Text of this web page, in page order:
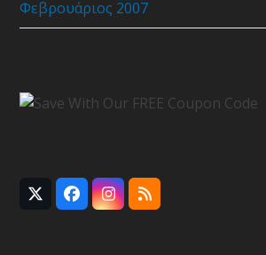
Φεβρουάριος 2007
Twitter
(deprecated)
Facebook
Instagram
RSS